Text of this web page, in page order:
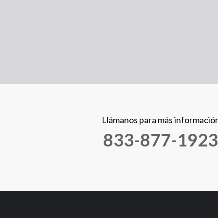
Llámanos para más
833-877-1923